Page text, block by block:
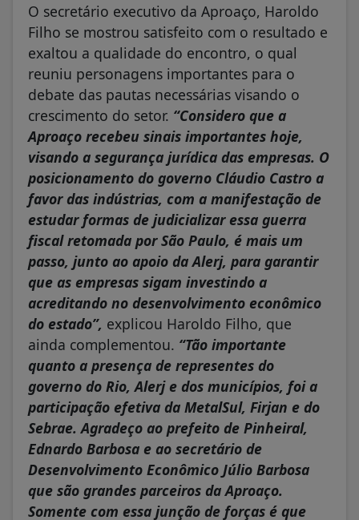
O secretário executivo da Aproaço, Haroldo
Filho se mostrou satisfeito com o resultado e
exaltou a qualidade do encontro, o qual
reuniu personagens importantes para o
debate das pautas necessárias visando o
crescimento do setor. “Considero que a
Aproaço recebeu sinais importantes hoje,
visando a segurança jurídica das empresas. O
posicionamento do governo Cláudio Castro a
favor das indústrias, com a manifestação de
estudar formas de judicializar essa guerra
fiscal retomada por São Paulo, é mais um
passo, junto ao apoio da Alerj, para garantir
que as empresas sigam investindo a
acreditando no desenvolvimento econômico
do estado”, explicou Haroldo Filho, que
ainda complementou. “Tão importante
quanto a presença de representes do
governo do Rio, Alerj e dos municípios, foi a
participação efetiva da MetalSul, Firjan e do
Sebrae. Agradeço ao prefeito de Pinheiral,
Ednardo Barbosa e ao secretário de
Desenvolvimento Econômico Júlio Barbosa
que são grandes parceiros da Aproaço.
Somente com essa junção de forças é que